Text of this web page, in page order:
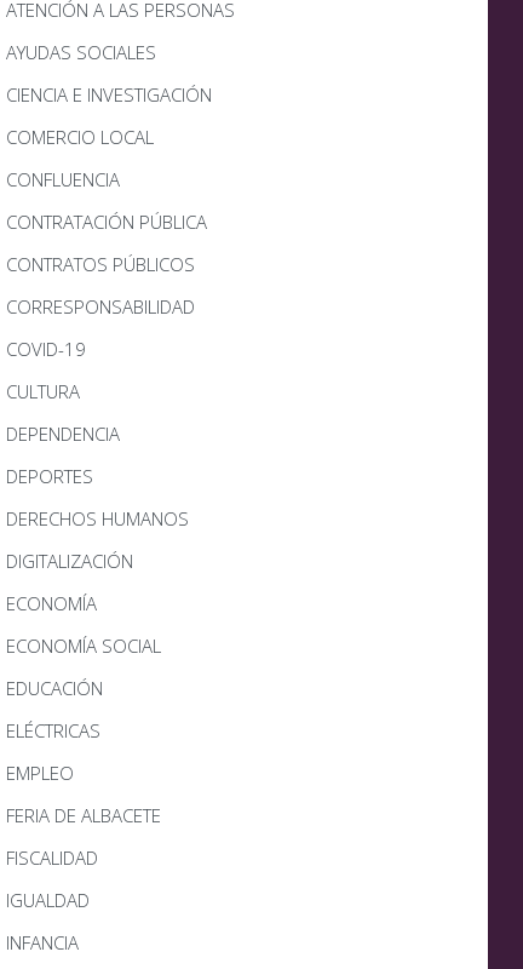
ATENCIÓN A LAS PERSONAS
AYUDAS SOCIALES
CIENCIA E INVESTIGACIÓN
COMERCIO LOCAL
CONFLUENCIA
CONTRATACIÓN PÚBLICA
CONTRATOS PÚBLICOS
CORRESPONSABILIDAD
COVID-19
CULTURA
DEPENDENCIA
DEPORTES
DERECHOS HUMANOS
DIGITALIZACIÓN
ECONOMÍA
ECONOMÍA SOCIAL
EDUCACIÓN
ELÉCTRICAS
EMPLEO
FERIA DE ALBACETE
FISCALIDAD
IGUALDAD
INFANCIA